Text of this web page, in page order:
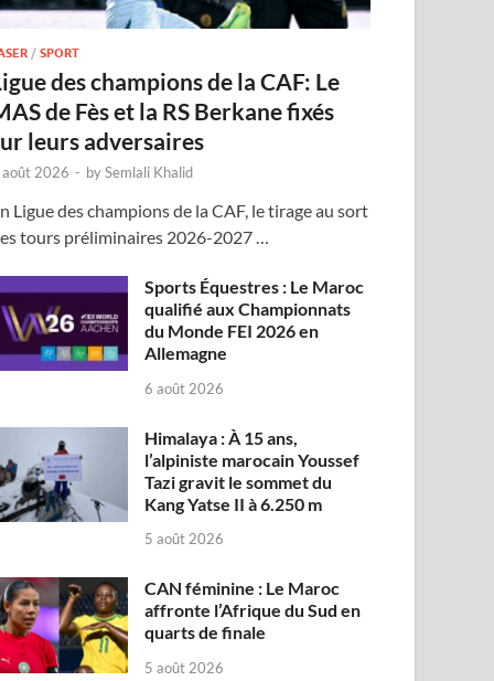
/SPORT
des champions de la CAF: Le
de Fès et la RS Berkane fixés
leurs adversaires
2026 - bySemlali Khalid
Ligue des champions de la CAF, le tirage au sort
tours préliminaires 2026-2027 …
Sports Équestres : Le Maroc
qualifié aux Championnats
du Monde FEI 2026 en
Allemagne
6 août 2026
Himalaya : À 15 ans,
l’alpiniste marocain Youssef
Tazi gravit le sommet du
Kang Yatse II à 6.250 m
5 août 2026
CAN féminine : Le Maroc
affronte l’Afrique du Sud en
quarts de finale
5 août 2026